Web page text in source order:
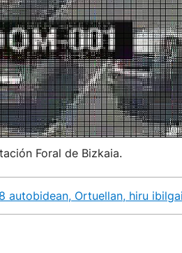
Foral de Bizkaia.
autobidean, Ortuellan, hiru